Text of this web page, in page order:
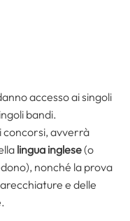
accesso ai singoli
bandi.
concorsi, avverrà
lingua inglese(o
nonché la prova
e delle